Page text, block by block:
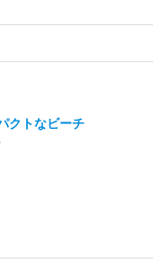
クトなビーチ